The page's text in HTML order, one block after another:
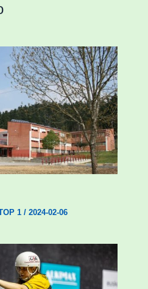
Jaurlaritzak
bat eraikitzea
1/ 2024-02-06